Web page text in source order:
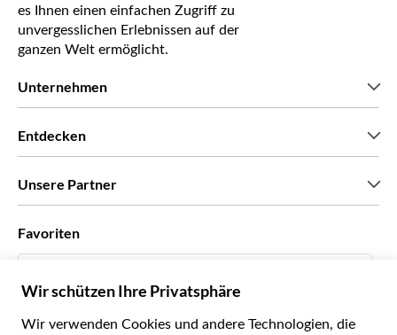
es Ihnen einen einfachen Zugriff zu
unvergesslichen Erlebnissen auf der
ganzen Welt ermöglicht.
Unternehmen
Entdecken
Unsere Partner
Reiseagenturen
Werden Sie Anbieter
Favoriten
Deutsch
Italiano